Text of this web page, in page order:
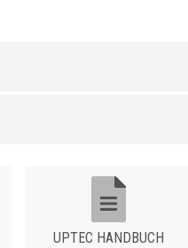
UPTEC HANDBUCH